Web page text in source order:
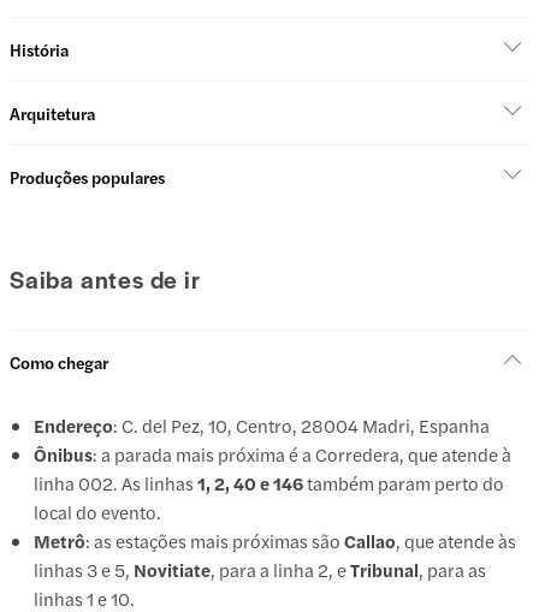
História
Arquitetura
Produções populares
Saiba antes de ir
Como chegar
Endereço: C. del Pez, 10, Centro, 28004 Madri, Espanha
Ônibus: a parada mais próxima é a Corredera, que atende à
linha 002. As linhas1, 2, 40 e 146também param perto do
local do evento.
Metrô: as estações mais próximas sãoCallao, que atende às
linhas 3 e 5, Novitiate, para a linha 2, eTribunal, para as
linhas 1 e 10.